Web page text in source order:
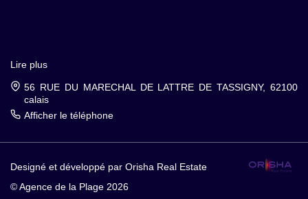
Lire plus
56 RUE DU MARECHAL DE LATTRE DE TASSIGNY, 62100
calais
Afficher le téléphone
Designé et développé par Orisha Real Estate
© Agence de la Plage 2026